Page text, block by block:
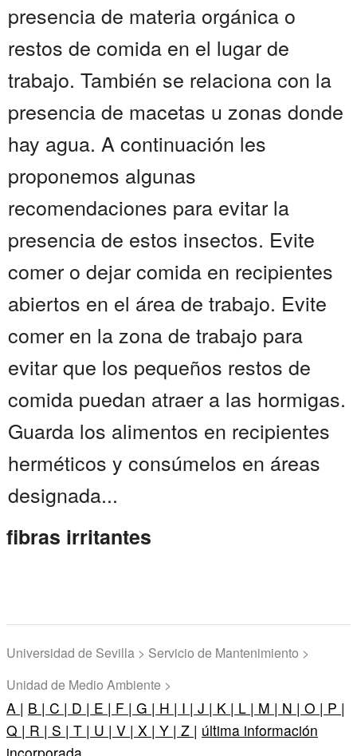
presencia de materia orgánica o
restos de comida en el lugar de
trabajo. También se relaciona con la
presencia de macetas u zonas donde
hay agua. A continuación les
proponemos algunas
recomendaciones para evitar la
presencia de estos insectos. Evite
comer o dejar comida en recipientes
abiertos en el área de trabajo. Evite
comer en la zona de trabajo para
evitar que los pequeños restos de
comida puedan atraer a las hormigas.
Guarda los alimentos en recipientes
herméticos y consúmelos en áreas
designada...
fibras irritantes
Universidad de Sevilla > Servicio de Mantenimiento >
Unidad de Medio Ambiente >
A | B | C | D | E | F | G | H | I | J | K | L | M | N | O | P |
Q | R | S | T | U | V | X | Y | Z | última información